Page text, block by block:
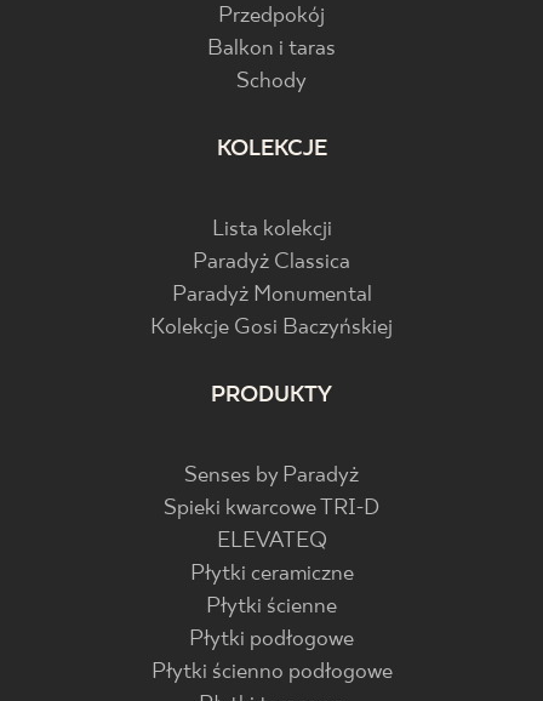
Przedpokój
Balkon i taras
Schody
KOLEKCJE
Lista kolekcji
Paradyż Classica
Paradyż Monumental
Kolekcje Gosi Baczyńskiej
PRODUKTY
Senses by Paradyż
Spieki kwarcowe TRI-D
ELEVATEQ
Płytki ceramiczne
Płytki ścienne
Płytki podłogowe
Płytki ścienno podłogowe